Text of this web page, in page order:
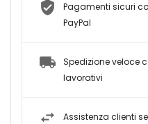
Pagamenti sicuri
PayPal
Spedizione veloce
lavorativi
Assistenza clienti